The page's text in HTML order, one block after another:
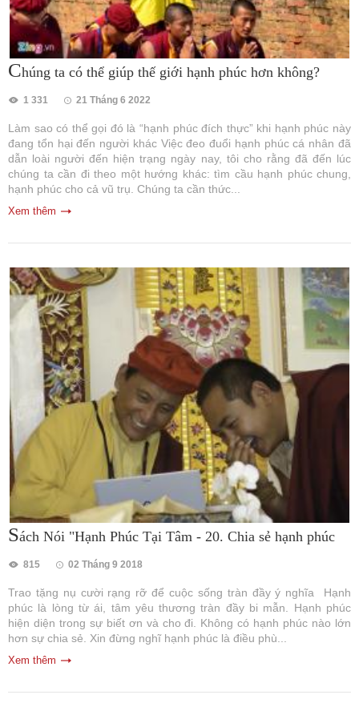
Chúng ta có thể giúp thế giới hạnh phúc hơn không?
1 331 21 Tháng 6 2022
Làm sao có thể gọi đó là “hạnh phúc đích thực” khi hạnh phúc này
đang tổn hại đến người khác Việc đeo đuổi hạnh phúc cá nhân đã
dẫn loài người đến hiện trạng ngày nay, tôi cho rằng đã đến lúc
chúng ta cần đi theo một hướng khác: tìm cầu hạnh phúc chung,
hạnh phúc cho cả vũ trụ. Chúng ta cần thức...
Xem thêm
Sách Nói "Hạnh Phúc Tại Tâm - 20. Chia sẻ hạnh phúc
815 02 Tháng 9 2018
Trao tặng nụ cười rạng rỡ để cuộc sống tràn đầy ý nghĩa Hạnh
phúc là lòng từ ái, tâm yêu thương tràn đầy bi mẫn. Hạnh phúc
hiện diện trong sự biết ơn và cho đi. Không có hạnh phúc nào lớn
hơn sự chia sẻ. Xin đừng nghĩ hạnh phúc là điều phù...
Xem thêm